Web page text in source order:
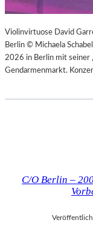
Violinvirtuose David
Berlin © Michaela
2026 in Berlin mit seiner
Gendarmenmarkt.
C/O Berlin –